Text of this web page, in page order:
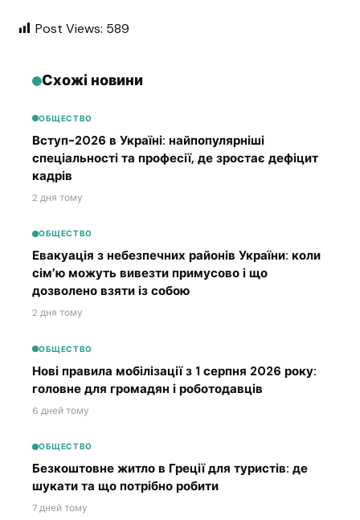
Post Views: 589
Схожі новини
ОБЩЕСТВО
Вступ-2026 в Україні: найпопулярніші
спеціальності та професії, де зростає дефіцит
кадрів
2 дня тому
ОБЩЕСТВО
Евакуація з небезпечних районів України: коли
сім’ю можуть вивезти примусово і що
дозволено взяти із собою
2 дня тому
ОБЩЕСТВО
Нові правила мобілізації з 1 серпня 2026 року:
головне для громадян і роботодавців
6 дней тому
ОБЩЕСТВО
Безкоштовне житло в Греції для туристів: де
шукати та що потрібно робити
7 дней тому